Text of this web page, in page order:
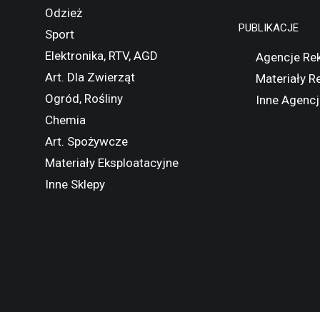
Odzież
Sport
Elektronika, RTV, AGD
Art. Dla Zwierząt
Ogród, Rośliny
Chemia
Art. Spożywcze
Materiały Eksploatacyjne
Inne Sklepy
PUBLIKACJE
Agencje
Materiały
Inne